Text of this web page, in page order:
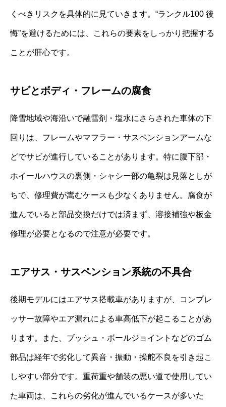
くべきリスクを具体的に見ていきます。“ランクル100 後
悔”を避けるためには、これらの要素をしっかり把握する
ことが肝心です。
サビとボディ・フレームの腐食
降雪地域や海沿いで融雪剤・塩水にさらされた車体の下
回りは、フレームやマフラー・サスペンションアームな
どでサビが進行していることがあります。特に腹下部・
ホイールハウスの裏側・シャシー部の亀裂は見落としが
ちで、修理費が嵩むケースも少なくありません。腐食が
進んでいると部品交換だけでは済まず、溶接補強や板金
修理が必要となるので注意が必要です。
エアサス・サスペンション系統の不具合
後期モデルにはエアサス搭載車がありますが、コンプレ
ッサー故障やエア漏れによる車高低下が起こることがあ
ります。また、ブッシュ・ボールジョイントなどのゴム
部品は経年で劣化して異音・振動・操舵不良を引き起こ
しやすい部分です。重荷重や舗装の悪い道で使用してい
た車両は、これらの劣化が進んでいるケースが多いた